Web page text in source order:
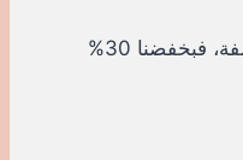
نحقق التوازن بين الجودة والتكلفة، فبخفضنا 30%